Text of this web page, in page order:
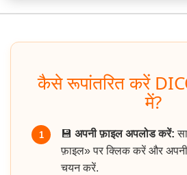
कैसे रूपांतरित करें
में?
1 💾 अपनी फ़ाइल अपलोड करें:
फ़ाइल» पर क्लिक करें और
चयन करें.